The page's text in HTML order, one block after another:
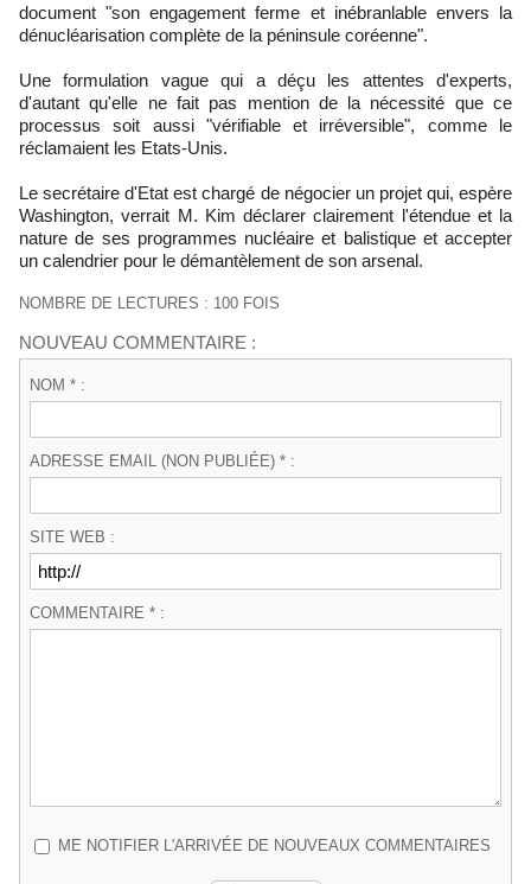
document "son engagement ferme et inébranlable envers la
dénucléarisation complète de la péninsule coréenne".
Une formulation vague qui a déçu les attentes d'experts,
d'autant qu'elle ne fait pas mention de la nécessité que ce
processus soit aussi "vérifiable et irréversible", comme le
réclamaient les Etats-Unis.
Le secrétaire d'Etat est chargé de négocier un projet qui, espère
Washington, verrait M. Kim déclarer clairement l'étendue et la
nature de ses programmes nucléaire et balistique et accepter
un calendrier pour le démantèlement de son arsenal.
NOMBRE DE LECTURES : 100 FOIS
NOUVEAU COMMENTAIRE :
NOM * :
ADRESSE EMAIL (NON PUBLIÉE) * :
SITE WEB :
COMMENTAIRE * :
ME NOTIFIER L'ARRIVÉE DE NOUVEAUX COMMENTAIRES